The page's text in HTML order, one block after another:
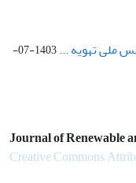
ملی تهویه ...
1403-07-
Journal of Renewable
Creative Commons